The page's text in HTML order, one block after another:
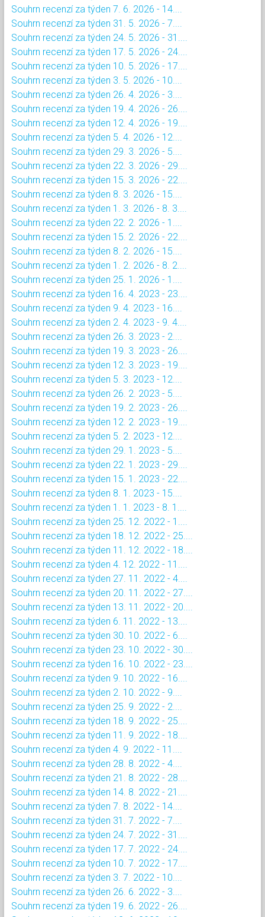
Souhrn recenzí za týden 7. 6. 2026 - 14....
Souhrn recenzí za týden 31. 5. 2026 - 7....
Souhrn recenzí za týden 24. 5. 2026 - 31....
Souhrn recenzí za týden 17. 5. 2026 - 24....
Souhrn recenzí za týden 10. 5. 2026 - 17....
Souhrn recenzí za týden 3. 5. 2026 - 10....
Souhrn recenzí za týden 26. 4. 2026 - 3....
Souhrn recenzí za týden 19. 4. 2026 - 26....
Souhrn recenzí za týden 12. 4. 2026 - 19....
Souhrn recenzí za týden 5. 4. 2026 - 12....
Souhrn recenzí za týden 29. 3. 2026 - 5....
Souhrn recenzí za týden 22. 3. 2026 - 29....
Souhrn recenzí za týden 15. 3. 2026 - 22....
Souhrn recenzí za týden 8. 3. 2026 - 15....
Souhrn recenzí za týden 1. 3. 2026 - 8. 3....
Souhrn recenzí za týden 22. 2. 2026 - 1....
Souhrn recenzí za týden 15. 2. 2026 - 22....
Souhrn recenzí za týden 8. 2. 2026 - 15....
Souhrn recenzí za týden 1. 2. 2026 - 8. 2....
Souhrn recenzí za týden 25. 1. 2026 - 1....
Souhrn recenzí za týden 16. 4. 2023 - 23....
Souhrn recenzí za týden 9. 4. 2023 - 16....
Souhrn recenzí za týden 2. 4. 2023 - 9. 4....
Souhrn recenzí za týden 26. 3. 2023 - 2....
Souhrn recenzí za týden 19. 3. 2023 - 26....
Souhrn recenzí za týden 12. 3. 2023 - 19....
Souhrn recenzí za týden 5. 3. 2023 - 12....
Souhrn recenzí za týden 26. 2. 2023 - 5....
Souhrn recenzí za týden 19. 2. 2023 - 26....
Souhrn recenzí za týden 12. 2. 2023 - 19....
Souhrn recenzí za týden 5. 2. 2023 - 12....
Souhrn recenzí za týden 29. 1. 2023 - 5....
Souhrn recenzí za týden 22. 1. 2023 - 29....
Souhrn recenzí za týden 15. 1. 2023 - 22....
Souhrn recenzí za týden 8. 1. 2023 - 15....
Souhrn recenzí za týden 1. 1. 2023 - 8. 1....
Souhrn recenzí za týden 25. 12. 2022 - 1....
Souhrn recenzí za týden 18. 12. 2022 - 25....
Souhrn recenzí za týden 11. 12. 2022 - 18....
Souhrn recenzí za týden 4. 12. 2022 - 11....
Souhrn recenzí za týden 27. 11. 2022 - 4....
Souhrn recenzí za týden 20. 11. 2022 - 27....
Souhrn recenzí za týden 13. 11. 2022 - 20....
Souhrn recenzí za týden 6. 11. 2022 - 13....
Souhrn recenzí za týden 30. 10. 2022 - 6....
Souhrn recenzí za týden 23. 10. 2022 - 30....
Souhrn recenzí za týden 16. 10. 2022 - 23....
Souhrn recenzí za týden 9. 10. 2022 - 16....
Souhrn recenzí za týden 2. 10. 2022 - 9....
Souhrn recenzí za týden 25. 9. 2022 - 2....
Souhrn recenzí za týden 18. 9. 2022 - 25....
Souhrn recenzí za týden 11. 9. 2022 - 18....
Souhrn recenzí za týden 4. 9. 2022 - 11....
Souhrn recenzí za týden 28. 8. 2022 - 4....
Souhrn recenzí za týden 21. 8. 2022 - 28....
Souhrn recenzí za týden 14. 8. 2022 - 21....
Souhrn recenzí za týden 7. 8. 2022 - 14....
Souhrn recenzí za týden 31. 7. 2022 - 7....
Souhrn recenzí za týden 24. 7. 2022 - 31....
Souhrn recenzí za týden 17. 7. 2022 - 24....
Souhrn recenzí za týden 10. 7. 2022 - 17....
Souhrn recenzí za týden 3. 7. 2022 - 10....
Souhrn recenzí za týden 26. 6. 2022 - 3....
Souhrn recenzí za týden 19. 6. 2022 - 26....